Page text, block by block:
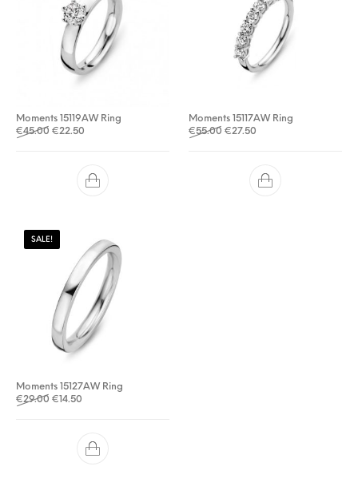
Moments 15119AW Ring
€45.00 Oorspronkelijke prijs was: €45.00.
€22.50 Huidige prijs is: €22.50.
Moments 15117AW Ring
€55.00 Oorspronkelijke prijs was:
€27.50
SALE!
Moments 15127AW Ring
€29.00 Oorspronkelijke prijs was: €29.00.
€14.50